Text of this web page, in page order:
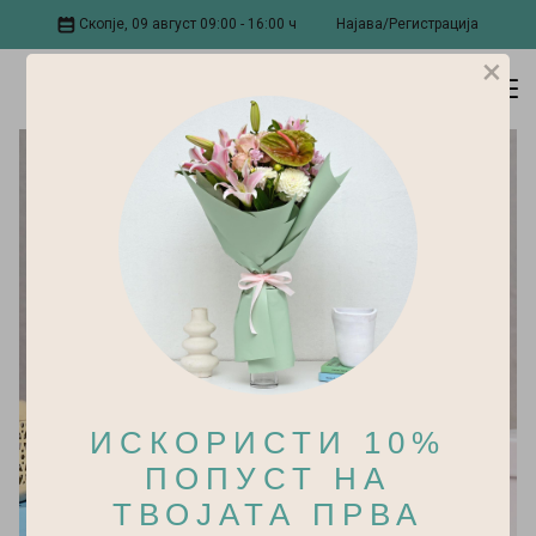
Скопје, 09 август 09:00 - 16:00 ч Најава/Регистрација
×
ИСКОРИСТИ 10%
ПОПУСТ НА
ТВОЈАТА ПРВА